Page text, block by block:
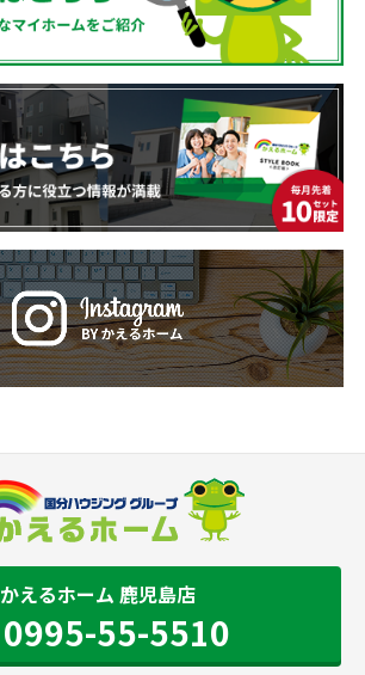
かえるホーム 鹿児島店
0995-55-5510